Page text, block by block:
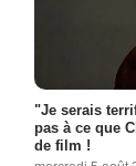
"Je serais
pas à ce que
de film !